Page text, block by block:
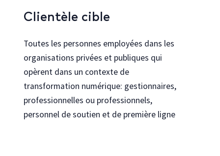
Clientèle cible
Toutes les personnes employées dans les
organisations privées et publiques qui
opèrent dans un contexte de
transformation numérique: gestionnaires,
professionnelles ou professionnels,
personnel de soutien et de première ligne